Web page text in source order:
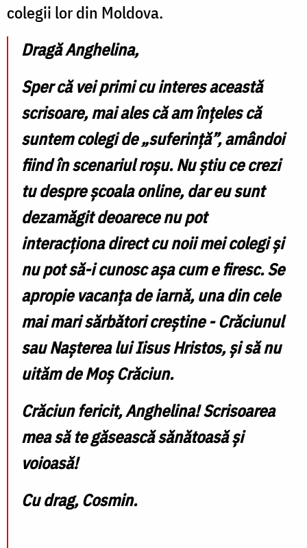
colegii lor din Moldova.
Dragă Anghelina,
Sper că vei primi cu interes această
scrisoare, mai ales că am înțeles că
suntem colegi de „suferință”, amândoi
fiind în scenariul roșu. Nu știu ce crezi
tu despre școala online, dar eu sunt
dezamăgit deoarece nu pot
interacționa direct cu noii mei colegi și
nu pot să-i cunosc așa cum e firesc. Se
apropie vacanța de iarnă, una din cele
mai mari sărbători creștine - Crăciunul
sau Nașterea lui Iisus Hristos, și să nu
uităm de Moș Crăciun.
Crăciun fericit, Anghelina! Scrisoarea
mea să te găsească sănătoasă și
voioasă!
Cu drag,Cosmin.